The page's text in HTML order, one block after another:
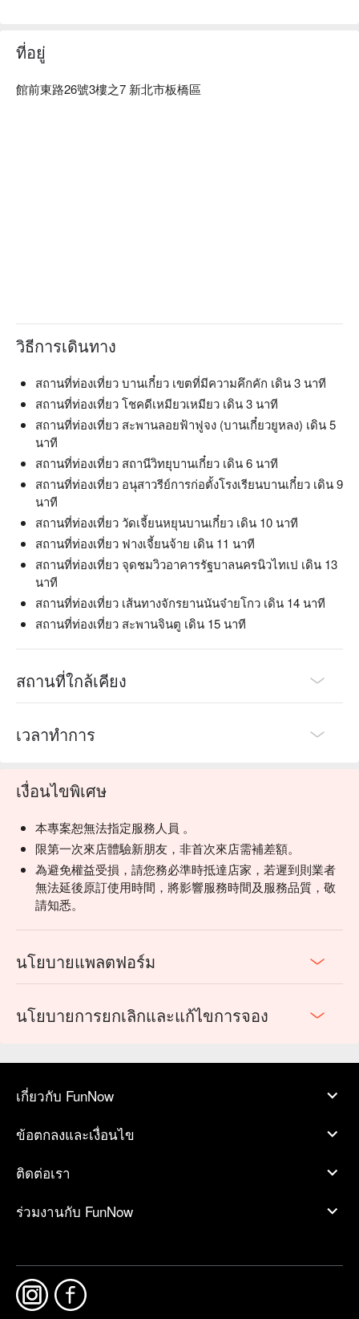
露琺意 LuVaii - 新北府中店推薦：簡約時尚、明亮質感的空間
營造出沉穩的氛圍，一踏入店內便感受到店家的專業。
ที่อยู่
館前東路26號3樓之7 新北市板橋區
วิธีการเดินทาง
สถานที่ท่องเที่ยว บานเกี๋ยว เขตที่มีความคึกคัก เดิน 3 นาที
สถานที่ท่องเที่ยว โชคดีเหมียวเหมียว เดิน 3 นาที
สถานที่ท่องเที่ยว สะพานลอยฟ้าฟูจง (บานเกี๋ยวยูหลง) เดิน 5
นาที
สถานที่ท่องเที่ยว สถานีวิทยุบานเกี๋ยว เดิน 6 นาที
สถานที่ท่องเที่ยว อนุสาวรีย์การก่อตั้งโรงเรียนบานเกี๋ยว เดิน 9
นาที
สถานที่ท่องเที่ยว วัดเจี้ยนหยุนบานเกี๋ยว เดิน 10 นาที
สถานที่ท่องเที่ยว ฟางเจี้ยนจ้าย เดิน 11 นาที
สถานที่ท่องเที่ยว จุดชมวิวอาคารรัฐบาลนครนิวไทเป เดิน 13
นาที
สถานที่ท่องเที่ยว เส้นทางจักรยานนันจ๋ายโกว เดิน 14 นาที
สถานที่ท่องเที่ยว สะพานจินตู เดิน 15 นาที
สถานที่ใกล้เคียง
เวลาทำการ
เงื่อนไขพิเศษ
本專案恕無法指定服務人員 。
限第一次來店體驗新朋友，非首次來店需補差額。
為避免權益受損，請您務必準時抵達店家，若遲到則業者
無法延後原訂使用時間，將影響服務時間及服務品質，敬
請知悉。
นโยบายแพลตฟอร์ม
นโยบายการยกเลิกและแก้ไขการจอง
เกี่ยวกับ FunNow
ข้อตกลงและเงื่อนไข
ติดต่อเรา
ร่วมงานกับ FunNow